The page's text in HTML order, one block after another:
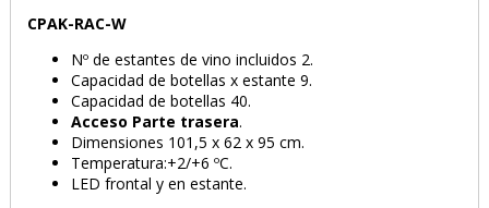
CPAK-RAC-W
Nº de estantes de vino incluidos 2.
Capacidad de botellas x estante 9.
Capacidad de botellas 40.
Acceso Parte trasera.
Dimensiones 101,5 x 62 x 95 cm.
Temperatura:+2/+6 ºC.
LED frontal y en estante.